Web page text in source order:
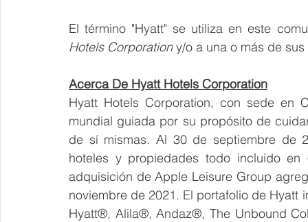
El término "Hyatt" se utiliza en este
Hotels Corporation y/o a una o más de sus
Acerca De Hyatt Hotels Corporation
Hyatt Hotels Corporation, con sede en
mundial guiada por su propósito de
de sí mismas. Al 30 de septiembre de
hoteles y propiedades todo incluido
adquisición de Apple Leisure Group
noviembre de 2021. El portafolio de Hyatt
Hyatt®, Alila®, Andaz®, The Unbound